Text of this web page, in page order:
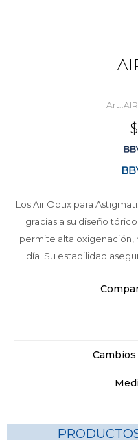
$
Los Air Optix para
gracias a su diseño
permite alta oxigenación,
día. Su estabilidad